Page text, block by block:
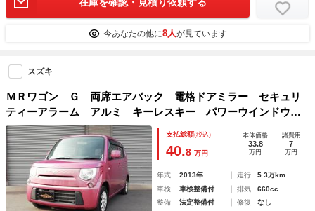
今あなたの他に8人が見ています
スズキ
ＭＲワゴン Ｇ 両席エアバック 電格ドアミラー セキュリ
ティーアラーム アルミ キーレスキー パワーウインドウ
衝突安全ボディ エアバック マニュアルエアコン ＡＢＳ
ＰＳ
支払総額(税込)
40.8 万円
本体価格
33.8
万円
諸費用
7
万円
年式 2013年 走行
5.3万km
車検
車検整備付 排気
660cc
整備
法定整備付 修復
なし